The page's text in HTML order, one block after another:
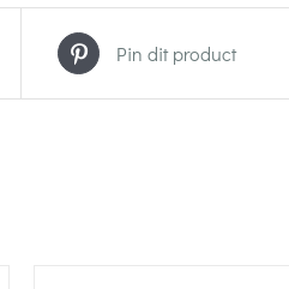
Pin dit product